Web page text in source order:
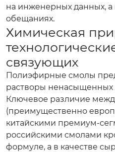
на инженерных данных,
обещаниях.
Химическая
связующих
Полиэфирные смолы
растворы ненасыщенных
Ключевое различие
(преимущественно
китайскими премиум-
российскими смолами
формуле, а в качестве